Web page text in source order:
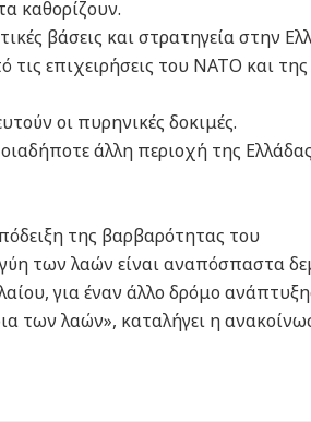
καθορίζουν.
βάσεις και στρατηγεία στην
τις επιχειρήσεις του ΝΑΤΟ και της
οι πυρηνικές δοκιμές.
άλλη περιοχή της
της βαρβαρότητας του
των λαών είναι αναπόσπαστα
για έναν άλλο δρόμο
των λαών», καταλήγει η